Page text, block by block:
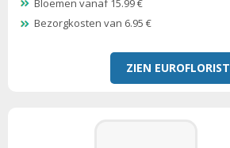
Bloemen vanaf 15.99 €
Bezorgkosten van 6.95 €
ZIEN EUROFLORIST